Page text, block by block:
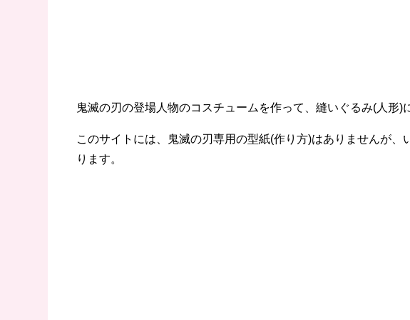
鬼滅の刃の登場人物のコスチュームを作って、縫いぐるみ(人形)
このサイトには、鬼滅の刃専用の型紙(作り方)はありませんが
ります。